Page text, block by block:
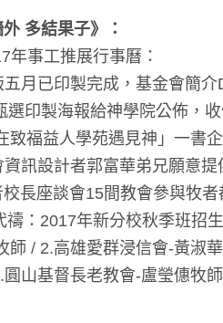
多結果子》：
年事工推展行事曆：
月已印製完成，基金會簡介
印製海報給神學院公佈，
致福益人學苑遇見神」一書
訊設計者郭富華弟兄願意提
長座談會15間教會參與牧
：2017年新分校秋季班招
師 / 2.高雄愛群浸信會-黃淑
山基督長老教會-盧瑩僡牧